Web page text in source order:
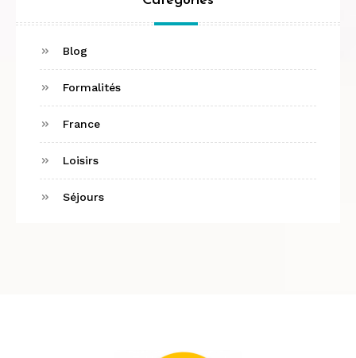
Blog
Formalités
France
Loisirs
Séjours